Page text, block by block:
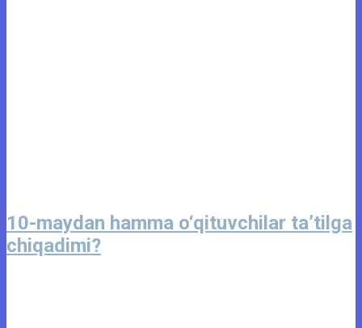
10-maydan hamma o‘qituvchilar ta’tilga
chiqadimi?